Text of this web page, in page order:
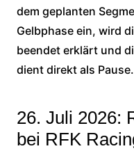
dem geplanten
Gelbphase ein, wird
beendet erklärt und
dient direkt als Pause.
26. Juli 2026:
bei RFK